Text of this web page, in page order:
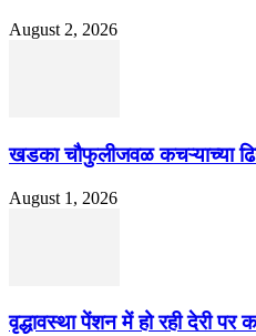
August 2, 2026
खडका चौफुलीजवळ कचऱ्याच्या
August 1, 2026
वृद्धावस्था पेंशन में हो रही देरी